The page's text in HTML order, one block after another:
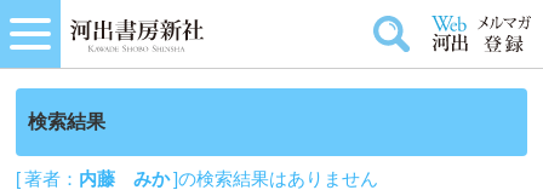
検索結果
[ 著者： 内藤 みか]の検索結果はありません